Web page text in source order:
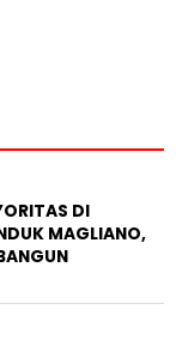
DI
MAGLIANO,